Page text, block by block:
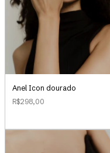
Anel Icon dourado
R$298,00